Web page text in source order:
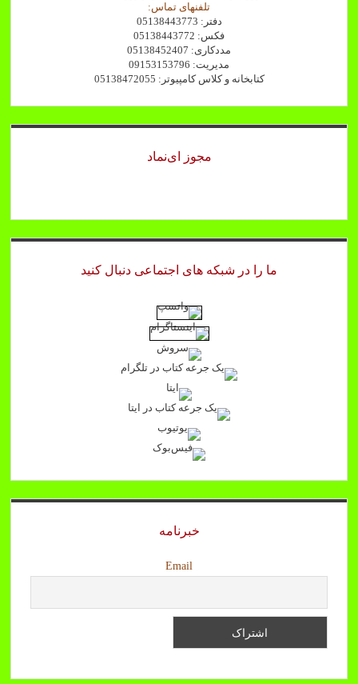
تلفنهای تماس:
دفتر: 05138443773
فکس: 05138443772
مددکاری: 05138452407
مدیریت: 09153153796
کتابخانه و کلاس کامپیوتر: 05138472055
مجوز ای‌نماد
ما را در شبکه های اجتماعی دنبال کنید
خبرنامه
Email